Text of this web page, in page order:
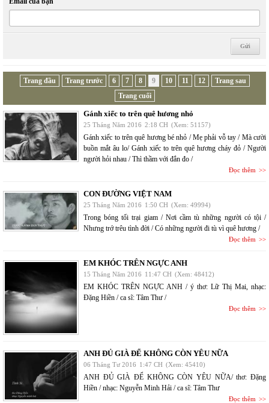
Trang đầu Trang trước 6 7 8 9 10 11 12
Trang sau
Trang cuối
Gánh xiếc to trên quê hương nhỏ
25 Tháng Năm 2016 2:18 CH (Xem: 51157)
Gánh xiếc to trên quê hương bé nhỏ / Mẹ phải vỗ tay / Mà cười
buồn mắt âu lo/ Gánh xiếc to trên quê hương cháy đỏ / Người
người hỏi nhau / Thì thầm với đắn đo /
Đọc thêm
CON ĐƯỜNG VIỆT NAM
25 Tháng Năm 2016 1:50 CH (Xem: 49994)
Trong bóng tối trại giam / Nơi cầm tù những người có tội /
Nhưng trớ trêu tình đời / Có những người đi tù vì quê hương /
Đọc thêm
EM KHÓC TRÊN NGỰC ANH
15 Tháng Năm 2016 11:47 CH (Xem: 48412)
EM KHÓC TRÊN NGỰC ANH / ý thơ: Lữ Thị Mai, nhạc:
Đặng Hiền / ca sĩ: Tâm Thư /
Đọc thêm
ANH ĐỦ GIÀ ĐỂ KHÔNG CÒN YÊU NỮA
06 Tháng Tư 2016 1:47 CH (Xem: 45410)
ANH ĐỦ GIÀ ĐỂ KHÔNG CÒN YÊU NỮA/ thơ: Đặng
Hiền / nhạc: Nguyễn Minh Hải / ca sĩ: Tâm Thư
Đọc thêm